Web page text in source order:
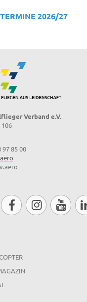
2026/27
Verband e.V.
106
97 85 00